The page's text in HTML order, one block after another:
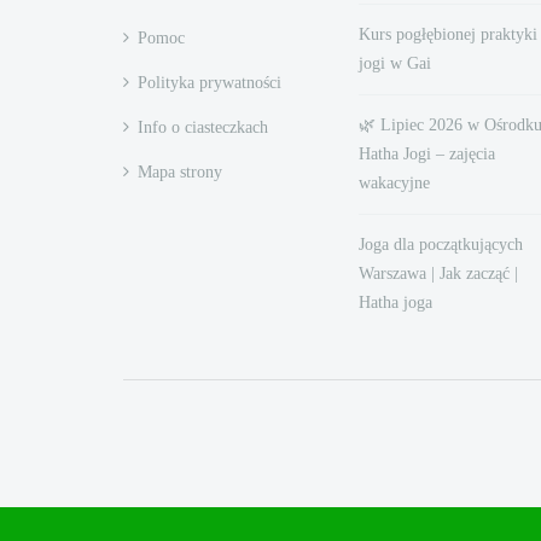
Pomoc
Polityka prywatności
Info o ciasteczkach
Mapa strony
Kurs pogłębionej praktyki
jogi w Gai
🌿 Lipiec 2026 w Ośrodku
Hatha Jogi – zajęcia
wakacyjne
Joga dla początkujących
Warszawa | Jak zacząć |
Hatha joga